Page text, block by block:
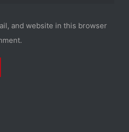
and website in this browser